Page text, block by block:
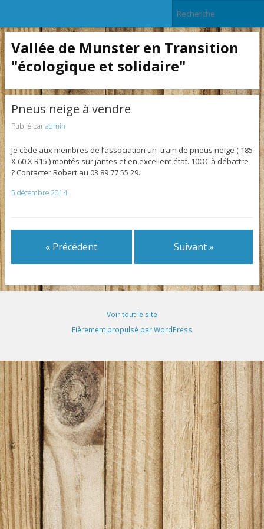
Vallée de Munster en Transition
"écologique et solidaire"
Pneus neige à vendre
Publié paradmin
Je cède aux membres de l’association un train de pneus neige ( 185
X 60 X R15 ) montés sur jantes et en excellent état. 10O€ à débattre
? Contacter Robert au 03 89 77 55 29.
5 décembre 2014
« Précédent Suivant »
Voir tout le site
Fièrement propulsé par WordPress